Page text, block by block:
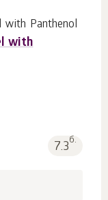
with
7.3б.